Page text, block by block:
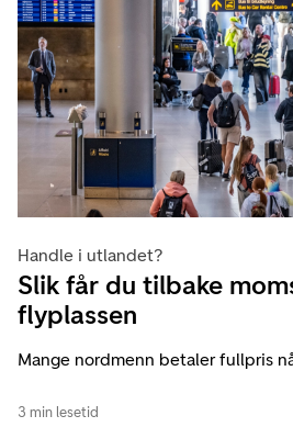
Handle i utlandet?
Slik får du tilbake
flyplassen
Mange nordmenn betaler fullpris
3 min lesetid